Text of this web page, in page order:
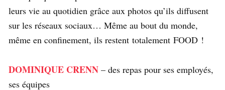
leurs vie au quotidien grâce aux photos qu’ils diffusent
sur les réseaux sociaux… Même au bout du monde,
même en confinement, ils restent totalement FOOD !
DOMINIQUE CRENN – des repas pour ses employés,
ses équipes